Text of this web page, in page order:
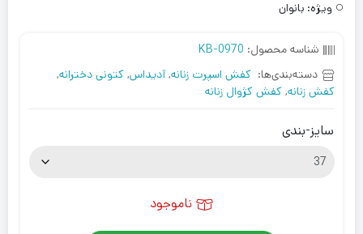
ویژه: بانوان
شناسه محصول: KB-0970
دسته‌بندی‌ها: کفش اسپرت زنانه,آدیداس, کتونی دخترانه,
کفش زنانه, کفش کژوال زنانه
سایز-بندی
ناموجود